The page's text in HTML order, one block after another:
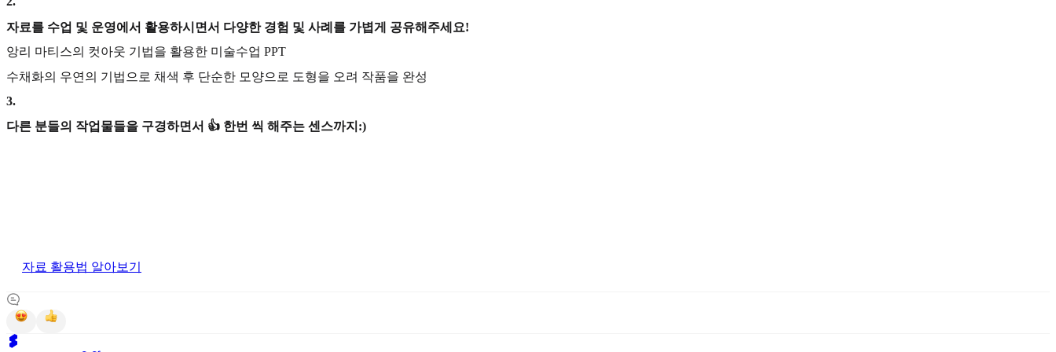
자료를 수업 및 운영에서 활용하시면서 다양한 경험 및 사례를 가볍게 공유해주세요!
앙리 마티스의 컷아웃 기법을 활용한 미술수업 PPT
수채화의 우연의 기법으로 채색 후 단순한 모양으로 도형을 오려 작품을 완성
3.
다른 분들의 작업물들을 구경하면서 👍 한번 씩 해주는 센스까지:)
자료 활용법 알아보기